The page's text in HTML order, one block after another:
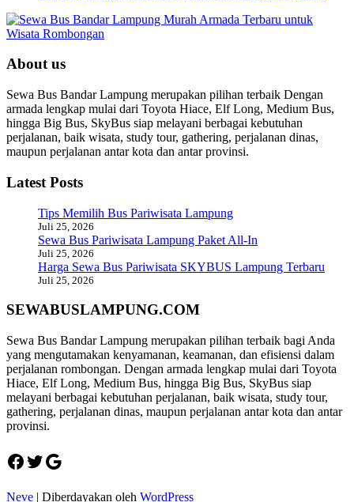
About us
Sewa Bus Bandar Lampung merupakan pilihan terbaik Dengan
armada lengkap mulai dari Toyota Hiace, Elf Long, Medium Bus,
hingga Big Bus, SkyBus siap melayani berbagai kebutuhan
perjalanan, baik wisata, study tour, gathering, perjalanan dinas,
maupun perjalanan antar kota dan antar provinsi.
Latest Posts
Tips Memilih Bus Pariwisata Lampung
Juli 25, 2026
Sewa Bus Pariwisata Lampung Paket All-In
Juli 25, 2026
Harga Sewa Bus Pariwisata SKYBUS Lampung Terbaru
Juli 25, 2026
SEWABUSLAMPUNG.COM
Sewa Bus Bandar Lampung merupakan pilihan terbaik bagi Anda
yang mengutamakan kenyamanan, keamanan, dan efisiensi dalam
perjalanan rombongan. Dengan armada lengkap mulai dari Toyota
Hiace, Elf Long, Medium Bus, hingga Big Bus, SkyBus siap
melayani berbagai kebutuhan perjalanan, baik wisata, study tour,
gathering, perjalanan dinas, maupun perjalanan antar kota dan antar
provinsi.
Facebook
Twitter
Google
Neve | Diberdayakan oleh WordPress